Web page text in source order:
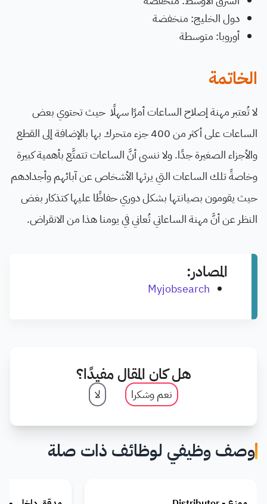
دول الخليج: منخفضة
أوروبا: متوسطة
الخاتمة
لا تُعتبر مهنة إصلاح الساعات أمرًا سهلًا حيث تحتوي بعض
الساعات على أكثر من 400 جزء متحرك بها بالإضافة إلى القطع
والأجزاء الصغيرة جدًا. ولا ننسى أنَّ الساعات تتمتَّع بأهمية كبيرة
وخاصةً تلك الساعات التي يرثها الأشخاص عن آبائهم وأجدادهم
حيث يقومون بصيانتها بشكل دوري حفاظًا عليها كتذكار بغض
النظر عن أنَّ مهنة الساعاتي تُعاني في يومنا هذا من الانقراض.
المصادر:
Myjobsearch
هل كان المقال مفيدًا؟
نعم وشكرا لا
وصف وظيفي لوظائف ذات صلة